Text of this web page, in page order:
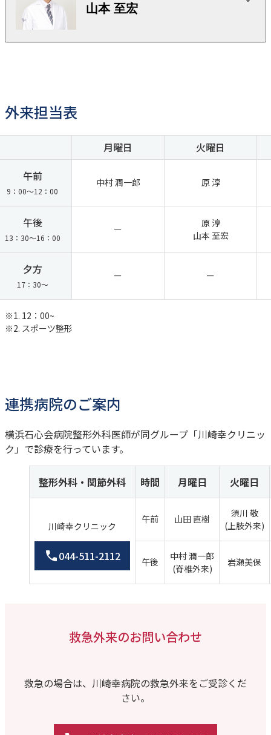
略歴
三軒茶屋第一病院
横浜石心会病院
学会認定・資格
日本整形外科学会脊椎内視鏡下手術技術認定医（3種）
その他情報
長く歩けない足腰の痛み それ、脊柱管狭窄症かもしれ
ません
山本 至宏
東海大学医学部機能再建学系整形外科学入局
東海大学医学部大学院医学研究科博士課程入学
東海大学医学部付属病院助手（外科学系整形外科学）
東海大学医学部付属大磯病院勤務
東海大学医学部付属病院助教
東海大学医学部付属病院講師（外科学系整形外科学）
東海大学医学部付属八王子病院講師 整形外科医長
横浜石心会病院
学会認定・資格
日本整形外科学会専門医
日本整形外科学会認定脊椎脊髄病医
日本脊椎脊髄病学会認定脊椎脊髄外科指導医
日本スポーツ協会公認スポーツドクター
外来担当表
月曜日
火曜日
午前
9：00～12：00
中村 潤一郎 原 淳
午後
13：30～16：00
ー
原 淳
山本 至宏
夕方
17：30～
ー ー
※1. 12：00~
※2. スポーツ整形
連携病院のご案内
横浜石心会病院整形外科医師が同グループ「川崎幸クリニッ
ク」で診療を行っています。
整形外科・関節外科 時間 月曜日 火曜日
川崎幸クリニック
044-511-2112
午前 山田 直樹
須川 敬
(上肢外来)
午後
中村 潤一郎
(脊椎外来)
岩瀬美保
救急外来のお問い合わせ
救急の場合は、 川崎幸病院の救急外来を ご受診くだ
さい。